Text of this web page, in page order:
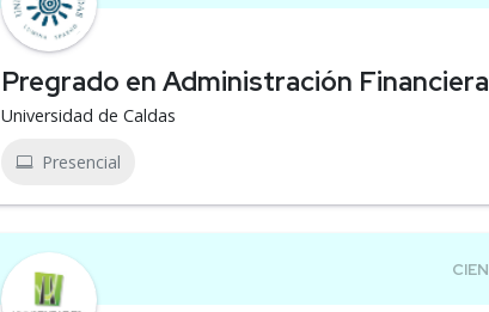
Pregrado en Administración Financiera
Universidad de Caldas
Presencial